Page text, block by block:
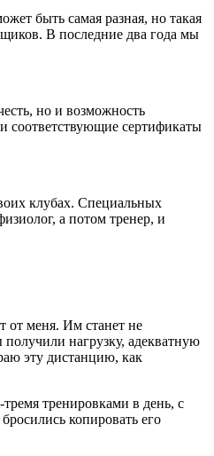
быть самая разная, но такая
В последние два года мы
но и возможность
соответствующие сертификаты
клубах. Специальных
а потом тренер, и
от меня. Им станет не
нагрузку, адекватную
эту дистанцию, как
тренировками в день, с
копировать его